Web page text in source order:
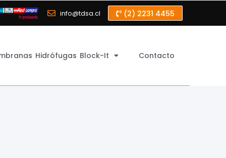
info@tdsa.cl (2) 2231 4455
Hidrófugas Block-It Contacto